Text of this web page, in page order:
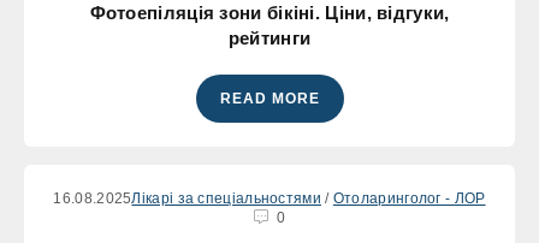
Фотоепіляція зони бікіні. Ціни, відгуки,
рейтинги
READ MORE
16.08.2025Лікарі за спеціальностями / Отоларинголог - ЛОР
0